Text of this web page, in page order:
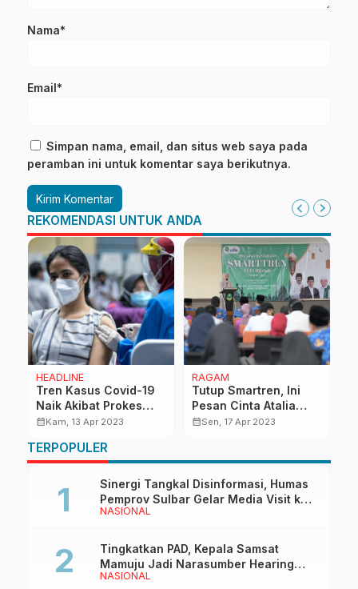
Nama*
Email*
Simpan nama, email, dan situs web saya pada
peramban ini untuk komentar saya berikutnya.
REKOMENDASI UNTUK ANDA
HEADLINE
Tren Kasus Covid-19
Naik Akibat Prokes
Longgar, Pemerintah
Booster
calendar_monthKam, 13 Apr 2023
RAGAM
Tutup Smartren, Ini
Pesan Cinta Atalia
buat Anak Jabar
calendar_monthSen, 17 Apr 2023
TERPOPULER
NASIONAL
Sinergi Tangkal Disinformasi, Humas
Pemprov Sulbar Gelar Media Visit ke
Kantor Redaksi di Mamuju
NASIONAL
Tingkatkan PAD, Kepala Samsat
Mamuju Jadi Narasumber Hearing
Bersama Wakil Ketua I DPRD Sulbar